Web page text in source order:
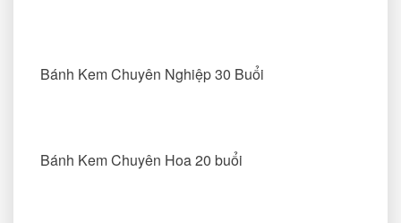
Bánh Kem Chuyên Nghiệp 30 Buổi
Bánh Kem Chuyên Hoa 20 buổi